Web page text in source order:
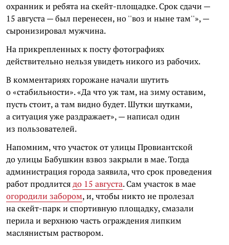
охранник и ребята на скейт-площадке. Срок сдачи —
15 августа — был перенесен, но ''воз и ныне там''», —
сыронизировал мужчина.
На прикрепленных к посту фотографиях
действительно нельзя увидеть никого из рабочих.
В комментариях горожане начали шутить
о «стабильности». «Да что уж там, на зиму оставим,
пусть стоит, а там видно будет. Шутки шутками,
а ситуация уже раздражает», — написал один
из пользователей.
Напомним, что участок от улицы Провиантской
до улицы Бабушкин взвоз закрыли в мае. Тогда
администрация города заявила, что срок проведения
работ продлитсядо 15 августа. Сам участок в мае
огородили забором, и, чтобы никто не пролезал
на скейт-парк и спортивную площадку, смазали
перила и верхнюю часть ограждения липким
маслянистым раствором.